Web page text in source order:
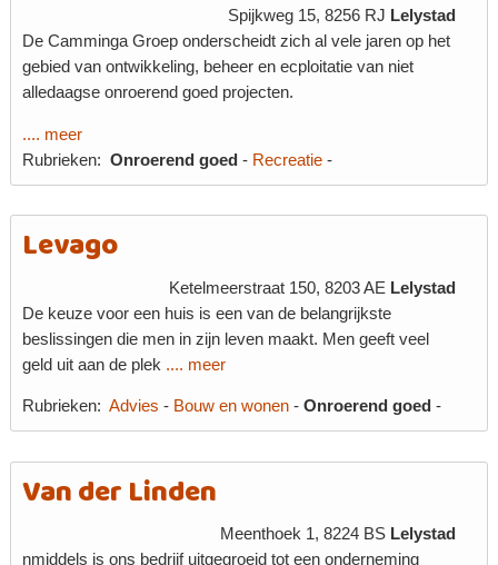
Spijkweg 15, 8256 RJ Lelystad
De Camminga Groep onderscheidt zich al vele jaren op het
gebied van ontwikkeling, beheer en ecploitatie van niet
alledaagse onroerend goed projecten.
.... meer
Rubrieken:Onroerend goed - Recreatie -
Levago
Ketelmeerstraat 150, 8203 AE Lelystad
De keuze voor een huis is een van de belangrijkste
beslissingen die men in zijn leven maakt. Men geeft veel
geld uit aan de plek .... meer
Rubrieken:Advies - Bouw en wonen -Onroerend goed -
Van der Linden
Meenthoek 1, 8224 BS Lelystad
nmiddels is ons bedrijf uitgegroeid tot een onderneming